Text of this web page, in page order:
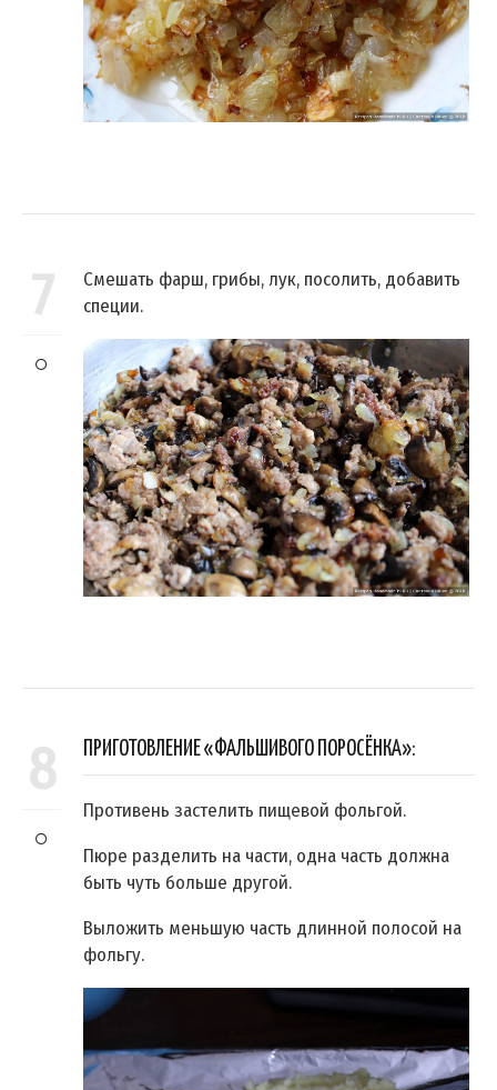
7
Смешать фарш, грибы, лук, посолить, добавить
специи.
8 ПРИГОТОВЛЕНИЕ «ФАЛЬШИВОГО ПОРОСЁНКА»:
Противень застелить пищевой фольгой.
Пюре разделить на части, одна часть должна
быть чуть больше другой.
Выложить меньшую часть длинной полосой на
фольгу.